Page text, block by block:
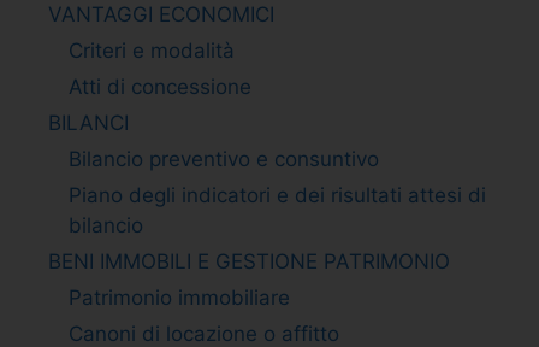
VANTAGGI ECONOMICI
Criteri e modalità
Atti di concessione
BILANCI
Bilancio preventivo e consuntivo
Piano degli indicatori e dei risultati attesi di
bilancio
BENI IMMOBILI E GESTIONE PATRIMONIO
Patrimonio immobiliare
Canoni di locazione o affitto